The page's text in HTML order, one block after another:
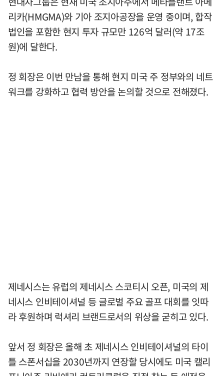
리카(HMGMA)와 기아 조지아공장을 운영 중이며, 합작
법인을 포함한 현지 투자 규모만 126억 달러(약 17조
원)에 달한다.
정 회장은 이번 만남을 통해 현지 미국 주 정부와의 네트
워크를 강화하고 협력 방안을 논의할 것으로 전해졌다.
제네시스는 유럽의 제네시스 스코티시 오픈, 미국의 제
네시스 인비테이셔널 등 글로벌 주요 골프 대회를 잇따
라 후원하며 럭셔리 브랜드로서의 위상을 굳히고 있다.
앞서 정 회장은 올해 초 제네시스 인비테이셔널의 타이
틀 스폰서십을 2030년까지 연장할 당시에도 미국 캘리